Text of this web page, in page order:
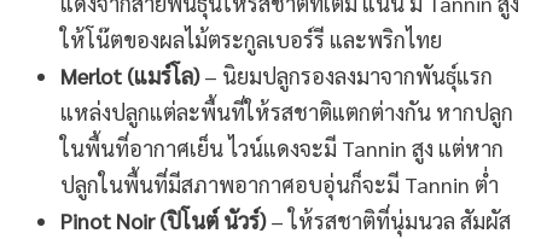
ให้โน๊ตของผลไม้ตระกูลเบอร์รี และพริกไทย
Merlot (แมร์โล)– นิยมปลูกรองลงมาจากพันธุ์แรก
แหล่งปลูกแต่ละพื้นที่ให้รสชาติแตกต่างกัน หากปลูก
ในพื้นที่อากาศเย็น ไวน์แดงจะมี Tannin สูง แต่หาก
ปลูกในพื้นที่มีสภาพอากาศอบอุ่นก็จะมี Tannin ต่ำ
Pinot Noir (ปิโนต์ นัวร์)– ให้รสชาติที่นุ่มนวล สัมผัส